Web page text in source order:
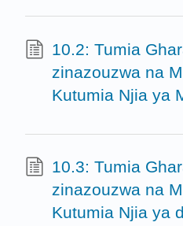
10.2: Tumia
zinazouzwa na
Kutumia Njia ya
10.3: Tumia
zinazouzwa na
Kutumia Njia ya